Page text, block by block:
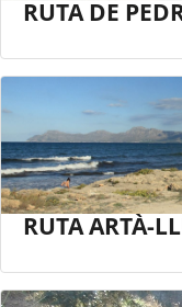
RUTA DE
RUTA ARTÀ-